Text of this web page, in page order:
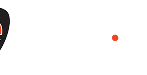
that we provide you the best experience
To learn more or to find out how you can